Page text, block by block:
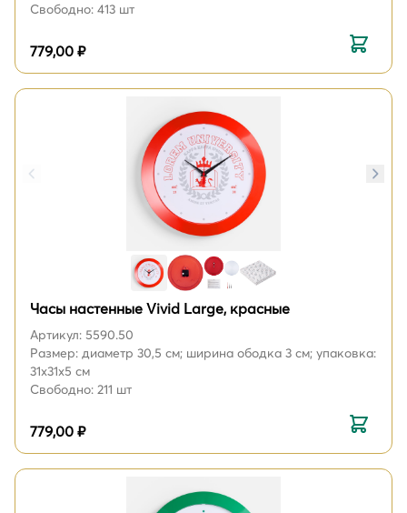
Свободно: 413 шт
779,00 ₽
Часы настенные Vivid Large, красные
Артикул: 5590.50
Размер: диаметр 30,5 см; ширина ободка 3 см; упаковка:
31х31х5 см
Свободно: 211 шт
779,00 ₽